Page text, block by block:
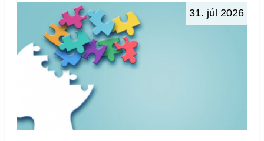
31. júl 2026